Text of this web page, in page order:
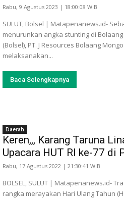
Rabu, 9 Agustus 2023 | 18:00:08 WIB
SULUT, Bolsel | Matapenanews.id-
menurunkan angka stunting di
(Bolsel), PT. J Resources Bolaang
melaksanakan...
Baca Selengkapnya
Daerah
Keren,,, Karang Taruna
Upacara HUT RI ke-77 di
Rabu, 17 Agustus 2022 | 21:30:41 WIB
BOLSEL, SULUT | Matapenanews.id-
rangka merayakan Hari Ulang Tahun